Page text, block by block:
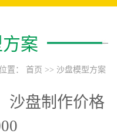
案
置： 首页 >> 沙盘模型方案
沙盘制作价格